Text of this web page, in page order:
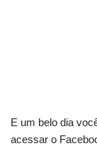
E um belo dia
acessar o